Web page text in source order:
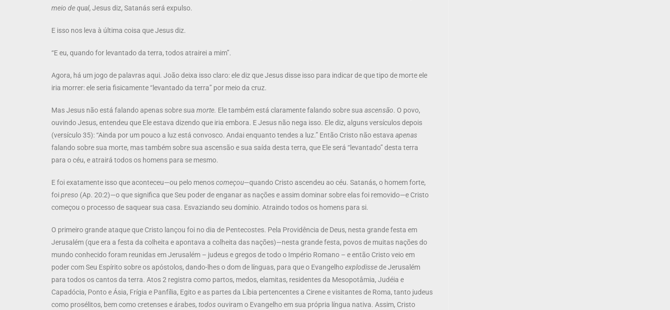
meio de qual, Jesus diz, Satanás será expulso.
E isso nos leva à última coisa que Jesus diz.
“E eu, quando for levantado da terra, todos atrairei a mim”.
Agora, há um jogo de palavras aqui. João deixa isso claro: ele diz que Jesus disse isso para indicar de que tipo de morte ele
iria morrer: ele seria fisicamente “levantado da terra” por meio da cruz.
Mas Jesus não está falando apenas sobre sua morte. Ele também está claramente falando sobre sua ascensão. O povo,
ouvindo Jesus, entendeu que Ele estava dizendo que iria embora. E Jesus não nega isso. Ele diz, alguns versículos depois
(versículo 35): “Ainda por um pouco a luz está convosco. Andai enquanto tendes a luz.” Então Cristo não estava apenas
falando sobre sua morte, mas também sobre sua ascensão e sua saída desta terra, que Ele será “levantado” desta terra
para o céu, e atrairá todos os homens para se mesmo.
E foi exatamente isso que aconteceu—ou pelo menoscomeçou—quando Cristo ascendeu ao céu. Satanás, o homem forte,
foipreso (Ap. 20:2)—o que significa que Seu poder de enganar as nações e assim dominar sobre elas foi removido—e Cristo
começou o processo de saquear sua casa. Esvaziando seu domínio. Atraindo todos os homens para si.
O primeiro grande ataque que Cristo lançou foi no dia de Pentecostes. Pela Providência de Deus, nesta grande festa em
Jerusalém (que era a festa da colheita e apontava a colheita das nações)—nesta grande festa, povos de muitas nações do
mundo conhecido foram reunidas em Jerusalém – judeus e gregos de todo o Império Romano – e então Cristo veio em
poder com Seu Espírito sobre os apóstolos, dando-lhes o dom de línguas, para que o Evangelhoexplodissede Jerusalém
para todos os cantos da terra. Atos 2 registra como partos, medos, elamitas, residentes da Mesopotâmia, Judéia e
Capadócia, Ponto e Ásia, Frígia e Panfília, Egito e as partes da Líbia pertencentes a Cirene e visitantes de Roma, tanto judeus
como prosélitos, bem como cretenses e árabes, todosouviram o Evangelho em sua própria língua nativa. Assim, Cristo